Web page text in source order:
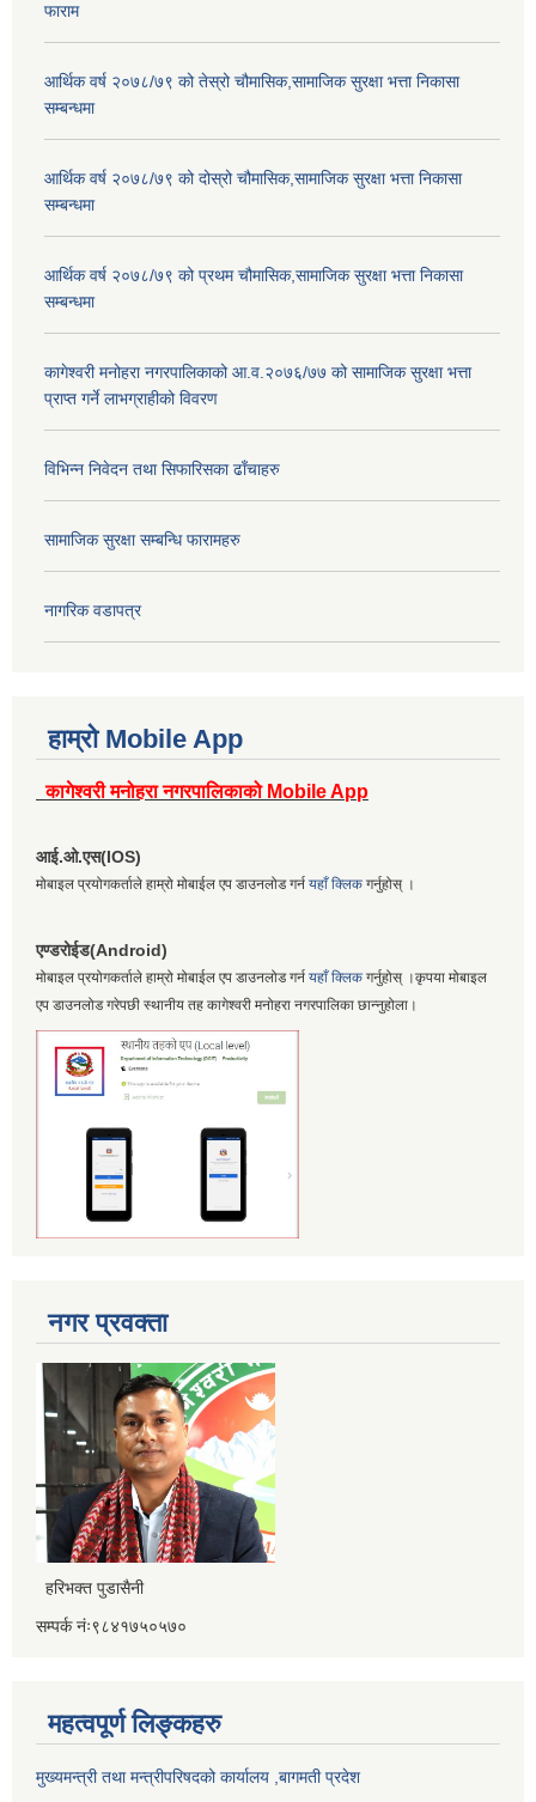
फाराम
आर्थिक वर्ष २०७८/७९ को तेस्रो चौमासिक,सामाजिक सुरक्षा भत्ता निकासा
सम्बन्धमा
आर्थिक वर्ष २०७८/७९ को दोस्रो चौमासिक,सामाजिक सुरक्षा भत्ता निकासा
सम्बन्धमा
आर्थिक वर्ष २०७८/७९ को प्रथम चौमासिक,सामाजिक सुरक्षा भत्ता निकासा
सम्बन्धमा
कागेश्वरी मनोहरा नगरपालिकाको आ.व.२०७६/७७ को सामाजिक सुरक्षा भत्ता
प्राप्त गर्ने लाभग्राहीको विवरण
विभिन्न निवेदन तथा सिफारिसका ढाँचाहरु
सामाजिक सुरक्षा सम्बन्धि फारामहरु
नागरिक वडापत्र
हाम्रो Mobile App
कागेश्वरी मनोहरा नगरपालिकाको Mobile App
आई.ओ.एस(IOS)
मोबाइल प्रयोगकर्ताले हाम्रो मोबाईल एप डाउनलोड गर्न यहाँ क्लिक गर्नुहोस् ।
एण्डरोईड(Android)
मोबाइल प्रयोगकर्ताले हाम्रो मोबाईल एप डाउनलोड गर्न यहाँ क्लिक गर्नुहोस् ।कृपया मोबाइल
एप डाउनलोड गरेपछी स्थानीय तह कागेश्वरी मनोहरा नगरपालिका छान्नुहोला।
नगर प्रवक्ता
हरिभक्त पुडासैनी
सम्पर्क नंः९८४१७५०५७०
महत्वपूर्ण लिङ्कहरु
मुख्यमन्त्री तथा मन्त्रीपरिषदको कार्यालय ,बागमती प्रदेश